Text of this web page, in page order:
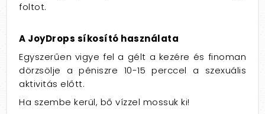
foltot.
A JoyDrops síkosító használata
Egyszerűen vigye fel a gélt a kezére és finoman
dörzsölje a péniszre 10-15 perccel a szexuális
aktivitás előtt.
Ha szembe kerül, bő vízzel mossuk ki!